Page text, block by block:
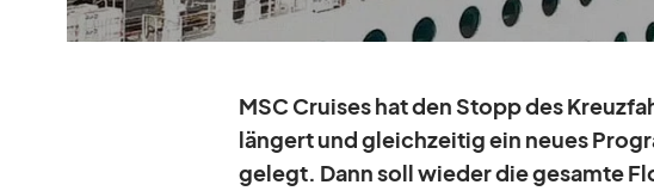
MSC Crui­ses hat den Stopp des
län­gert und gleich­zei­tig ein neues
ge­legt. Dann soll wie­der die ge­samte